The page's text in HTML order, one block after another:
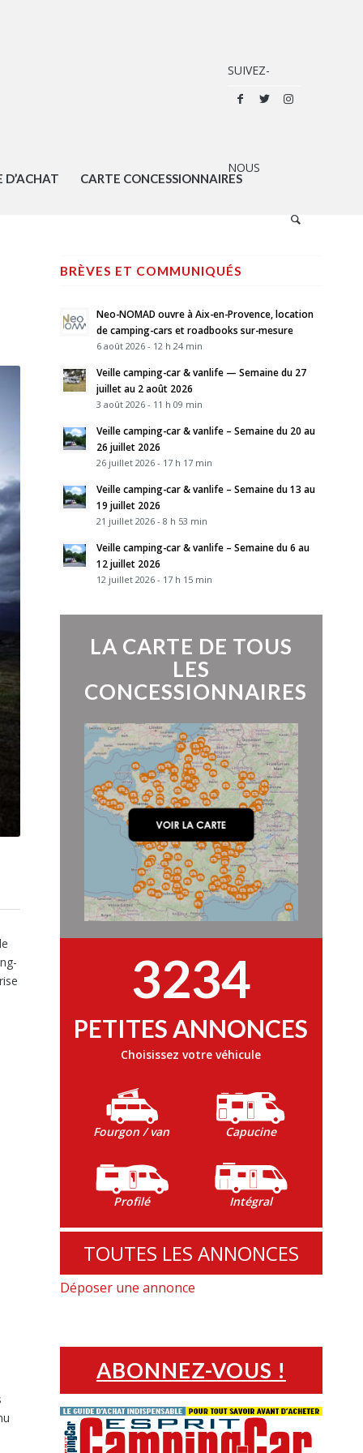
D’ACHAT CARTE CONCESSIONNAIRES
BRÈVES ET COMMUNIQUÉS
Neo-NOMAD ouvre à Aix-en-Provence, location
de camping-cars et roadbooks sur-mesure
6 août 2026 - 12 h 24 min
Veille camping-car & vanlife — Semaine du 27
juillet au 2 août 2026
3 août 2026 - 11 h 09 min
Veille camping-car & vanlife – Semaine du 20 au
26 juillet 2026
26 juillet 2026 - 17 h 17 min
Veille camping-car & vanlife – Semaine du 13 au
19 juillet 2026
21 juillet 2026 - 8 h 53 min
Veille camping-car & vanlife – Semaine du 6 au
12 juillet 2026
12 juillet 2026 - 17 h 15 min
LA CARTE DE TOUS
LES
CONCESSIONNAIRES
3234
PETITES ANNONCES
Choisissez votre véhicule
Fourgon / van Capucine
Profilé Intégral
TOUTES LES ANNONCES
Déposer une annonce
ABONNEZ-VOUS !